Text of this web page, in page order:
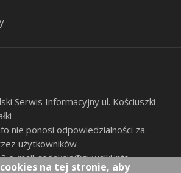
Serwis Informacyjny ul. Kościuszki
nie ponosi odpowiedzialności za
użytkowników
e-mail:redakcja@suwalki.info,
na tej stronie, aby